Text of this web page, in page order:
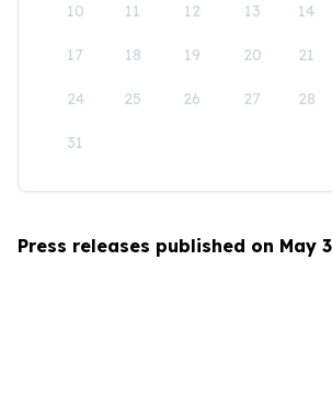
10 11 12 13 14
17 18 19 20 21
24 25 26 27 28
31
Press releases published on May